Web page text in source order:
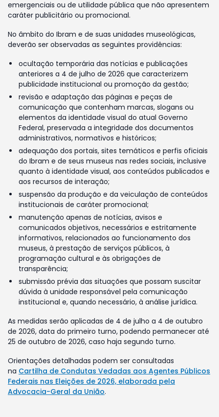
emergenciais ou de utilidade pública que não apresentem
caráter publicitário ou promocional.
No âmbito do Ibram e de suas unidades museológicas,
deverão ser observadas as seguintes providências:
ocultação temporária das notícias e publicações
anteriores a 4 de julho de 2026 que caracterizem
publicidade institucional ou promoção da gestão;
revisão e adaptação das páginas e peças de
comunicação que contenham marcas, slogans ou
elementos da identidade visual do atual Governo
Federal, preservada a integridade dos documentos
administrativos, normativos e históricos;
adequação dos portais, sites temáticos e perfis oficiais
do Ibram e de seus museus nas redes sociais, inclusive
quanto à identidade visual, aos conteúdos publicados e
aos recursos de interação;
suspensão da produção e da veiculação de conteúdos
institucionais de caráter promocional;
manutenção apenas de notícias, avisos e
comunicados objetivos, necessários e estritamente
informativos, relacionados ao funcionamento dos
museus, à prestação de serviços públicos, à
programação cultural e às obrigações de
transparência;
submissão prévia das situações que possam suscitar
dúvida à unidade responsável pela comunicação
institucional e, quando necessário, à análise jurídica.
As medidas serão aplicadas de 4 de julho a 4 de outubro
de 2026, data do primeiro turno, podendo permanecer até
25 de outubro de 2026, caso haja segundo turno.
Orientações detalhadas podem ser consultadas
na Cartilha de Condutas Vedadas aos Agentes Públicos
Federais nas Eleições de 2026, elaborada pela
Advocacia-Geral da União.